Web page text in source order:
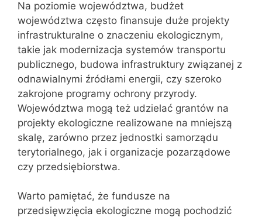
Na poziomie województwa, budżet
województwa często finansuje duże projekty
infrastrukturalne o znaczeniu ekologicznym,
takie jak modernizacja systemów transportu
publicznego, budowa infrastruktury związanej z
odnawialnymi źródłami energii, czy szeroko
zakrojone programy ochrony przyrody.
Województwa mogą też udzielać grantów na
projekty ekologiczne realizowane na mniejszą
skalę, zarówno przez jednostki samorządu
terytorialnego, jak i organizacje pozarządowe
czy przedsiębiorstwa.
Warto pamiętać, że fundusze na
przedsięwzięcia ekologiczne mogą pochodzić